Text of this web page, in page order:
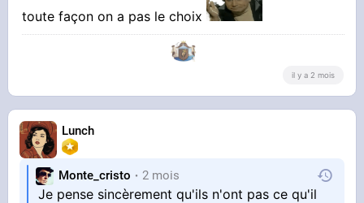
toute façon on a pas le choix
il y a 2 mois
Lunch
Monte_cristo 2 mois
Je pense sincèrement qu'ils n'ont pas ce qu'il